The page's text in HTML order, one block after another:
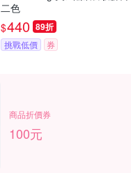
二色
$440 89折
挑戰低價 券
商品折價券
100元